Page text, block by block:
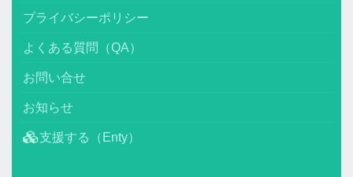
プライバシーポリシー
よくある質問（QA）
お問い合せ
お知らせ
支援する（Enty）